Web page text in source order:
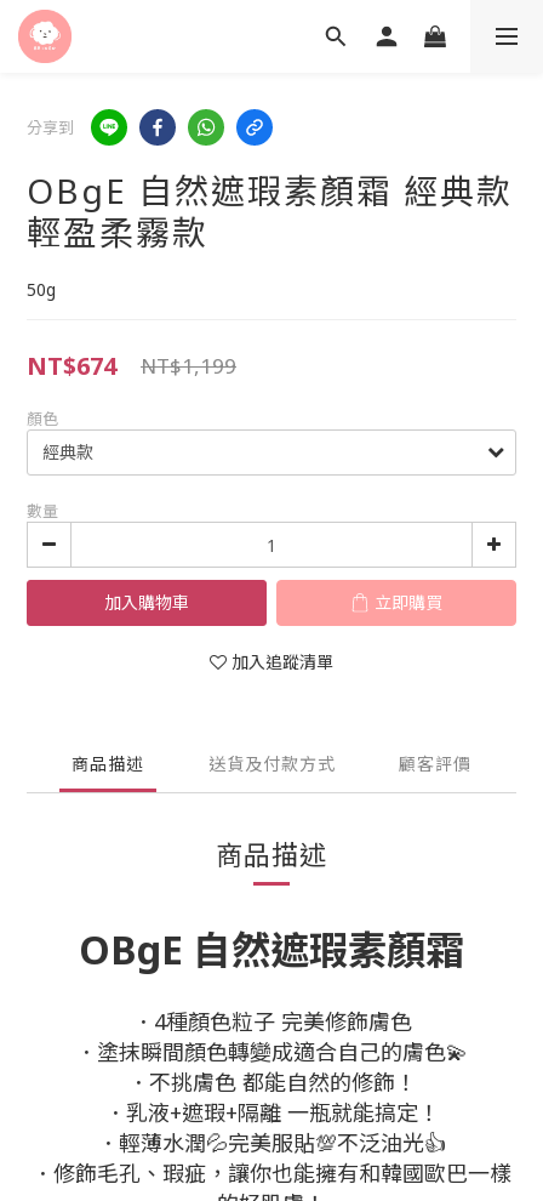
分享到
OBgE 自然遮瑕素顏霜 經典款
輕盈柔霧款
50g
NT$674 NT$1,199
顏色
數量
加入購物車 立即購買
加入追蹤清單
商品描述 送貨及付款方式 顧客評價
商品描述
OBgE 自然遮瑕素顏霜
．4種顏色粒子 完美修飾膚色
．塗抹瞬間顏色轉變成適合自己的膚色💫
．不挑膚色 都能自然的修飾！
．乳液+遮瑕+隔離 一瓶就能搞定！
．輕薄水潤💦完美服貼💯不泛油光👍
．修飾毛孔、瑕疵，讓你也能擁有和韓國歐巴一樣